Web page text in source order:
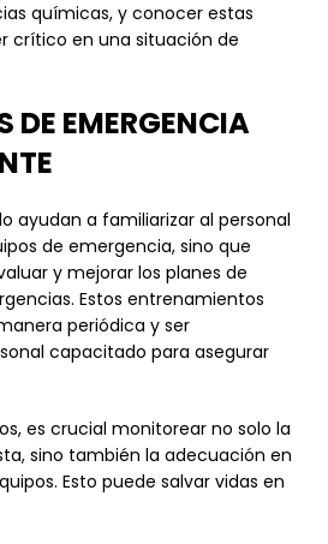
químicas, y conocer estas
crítico en una situación de
DE EMERGENCIA
ayudan a familiarizar al personal
de emergencia, sino que
y mejorar los planes de
Estos entrenamientos
periódica y ser
capacitado para asegurar
es crucial monitorear no solo la
sino también la adecuación en
Esto puede salvar vidas en